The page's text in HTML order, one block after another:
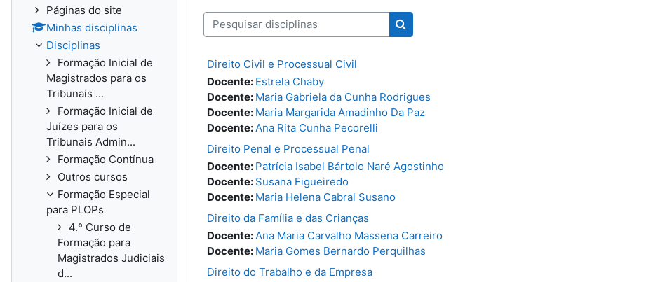
Pesquisar disciplinas
Pesquisar disciplinas
Direito Civil e Processual Civil
Docente: Estrela Chaby
Docente: Maria Gabriela da Cunha Rodrigues
Docente: Maria Margarida Amadinho Da Paz
Docente:Ana Rita Cunha Pecorelli
Direito Penal e Processual Penal
Docente: Patrícia Isabel Bártolo Naré Agostinho
Docente: Susana Figueiredo
Docente: Maria Helena Cabral Susano
Direito da Família e das Crianças
Docente:Ana Maria Carvalho Massena Carreiro
Docente: Maria Gomes Bernardo Perquilhas
Direito do Trabalho e da Empresa
Páginas do site
Minhas disciplinas
Disciplinas
Formação Inicial de
Magistrados para os
Tribunais ...
Formação Inicial de
Juízes para os
Tribunais Admin...
Formação Contínua
Outros cursos
Formação Especial
para PLOPs
4.º Curso de
Formação para
Magistrados Judiciais
d...